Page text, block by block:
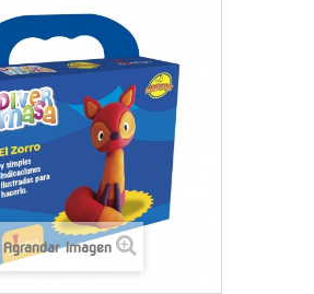
Agrandar Imagen